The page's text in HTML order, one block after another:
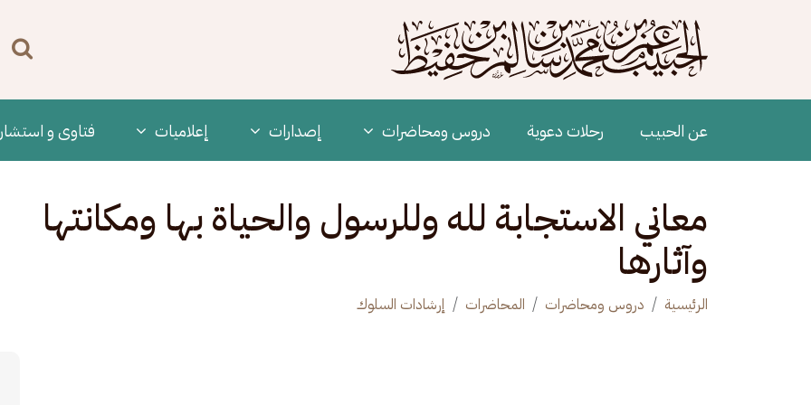
Main navigation
عن الحبيب رحلات دعوية دروس ومحاضرات ‫إصدارات إعلاميات فتاوى و
معاني الاستجابة لله وللرسول والحياة بها ومكانتها
وآثارها
الرئيسية دروس ومحاضرات المحاضرات إرشادات السلوك